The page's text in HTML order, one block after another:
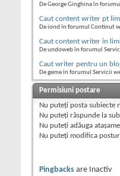
De George Ginghina în
Caut content writer pt
De iond în forumul Continut
Caut content writer in
De undoweb în forumul
Caut writer pentru un
De geme în forumul Servicii
Permisiuni postare
Nu puteţi posta subiecte
Nu puteţi răspunde la
Nu puteţi adăuga
Nu puteţi modifica
Pingbacks are
Inactiv